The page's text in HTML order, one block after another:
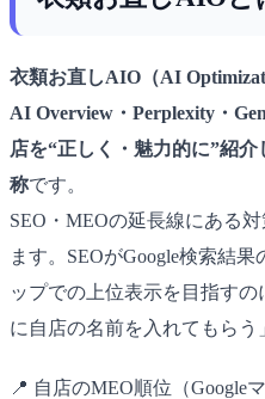
衣類お直しAIO（AI
AI Overview・Perplexity・
店を“正しく・魅力的に”紹
称です。
SEO・MEOの延長線にある
ます。SEOがGoogle検索結
ップでの上位表示を目指す
に自店の名前を入れてもらう
📍 自店のMEO順位（Google